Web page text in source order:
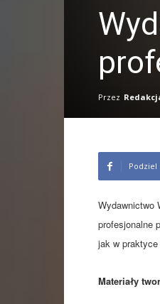
Przez
Podziel
Wydawnictwo
profesjonalne
jak w
Materiały